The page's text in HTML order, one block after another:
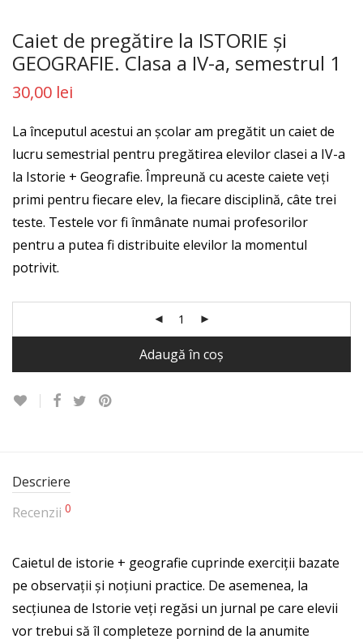
Caiet de pregătire la ISTORIE şi
GEOGRAFIE. Clasa a IV-a, semestrul 1
30,00 lei
La începutul acestui an școlar am pregătit un caiet de
lucru semestrial pentru pregătirea elevilor clasei a IV-a
la Istorie + Geografie. Împreună cu aceste caiete veți
primi pentru fiecare elev, la fiecare disciplină, câte trei
teste. Testele vor fi înmânate numai profesorilor
pentru a putea fi distribuite elevilor la momentul
potrivit.
Adaugă în coș
Descriere
Recenzii 0
Caietul de istorie + geografie cuprinde exerciții bazate
pe observații și noțiuni practice. De asemenea, la
secțiunea de Istorie veți regăsi un jurnal pe care elevii
vor trebui să îl completeze pornind de la anumite